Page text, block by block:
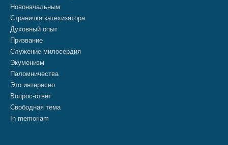
Новоначальным
Страничка катехизатора
Духовный опыт
Призвание
Служение милосердия
Экуменизм
Паломничества
Это интересно
Вопрос-ответ
Свободная тема
In memoriam